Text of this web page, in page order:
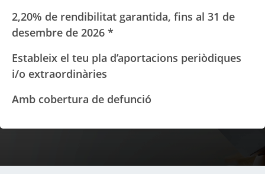
2,20% de rendibilitat garantida, fins al 31 de
desembre de 2026 *
Estableix el teu pla d’aportacions periòdiques
i/o extraordinàries
Amb cobertura de defunció